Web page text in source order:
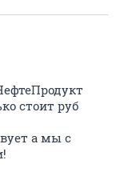
стоит руб
а мы с